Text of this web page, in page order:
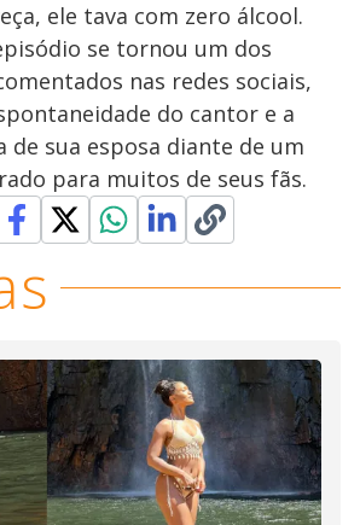
ele tava com zero álcool.
se tornou um dos
nas redes sociais,
do cantor e a
de sua esposa diante de um
para muitos de seus fãs.